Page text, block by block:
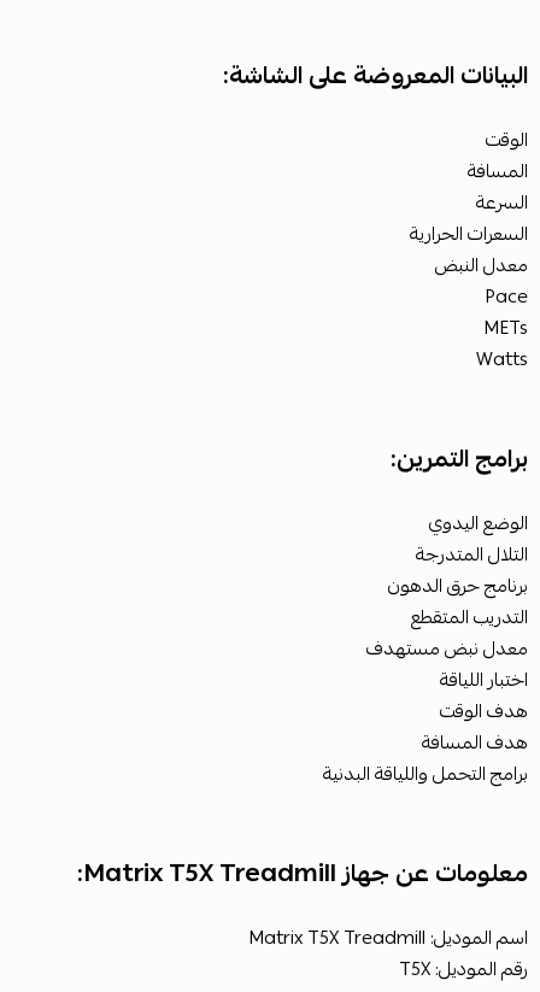
البيانات المعروضة على الشاشة:
الوقت
المسافة
السرعة
السعرات الحرارية
معدل النبض
Pace
METs
Watts
برامج التمرين:
الوضع اليدوي
التلال المتدرجة
برنامج حرق الدهون
التدريب المتقطع
معدل نبض مستهدف
اختبار اللياقة
هدف الوقت
هدف المسافة
برامج التحمل واللياقة البدنية
معلومات عن جهاز Matrix T5X Treadmill:
اسم الموديل: Matrix T5X Treadmill
رقم الموديل: T5X